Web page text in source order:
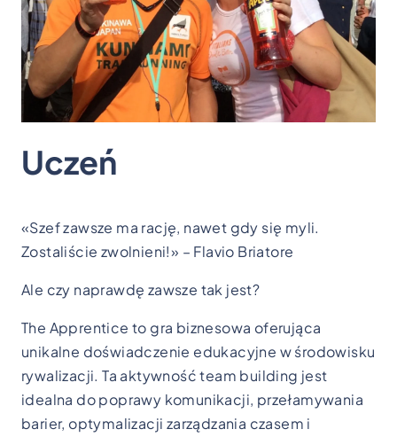
Uczeń
«Szef zawsze ma rację, nawet gdy się myli.
Zostaliście zwolnieni!» – Flavio Briatore
Ale czy naprawdę zawsze tak jest?
The Apprentice to gra biznesowa oferująca
unikalne doświadczenie edukacyjne w środowisku
rywalizacji. Ta aktywność team building jest
idealna do poprawy komunikacji, przełamywania
barier, optymalizacji zarządzania czasem i